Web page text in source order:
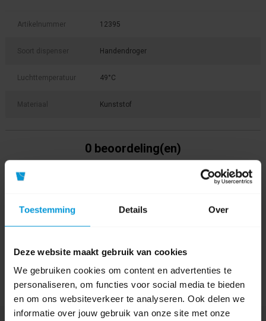
Toestemming Details Over
Deze website maakt gebruik van cookies
We gebruiken cookies om content en advertenties te
personaliseren, om functies voor social media te bieden
en om ons websiteverkeer te analyseren. Ook delen we
informatie over jouw gebruik van onze site met onze
Artikelnummer 12395
Soort dispenser Handendroger
Luchttemperatuur 49°C
Materiaal Kunststof
0 beoordeling(en)
Schrijf als eerste voor dit product een beoordeling